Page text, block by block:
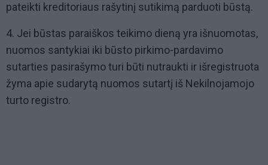
pateikti kreditoriaus rašytinį sutikimą parduoti būstą.
4. Jei būstas paraiškos teikimo dieną yra išnuomotas,
nuomos santykiai iki būsto pirkimo-pardavimo
sutarties pasirašymo turi būti nutraukti ir išregistruota
žyma apie sudarytą nuomos sutartį iš Nekilnojamojo
turto registro.